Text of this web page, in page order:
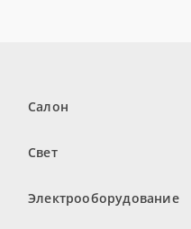
Салон
Свет
Электрооборудование